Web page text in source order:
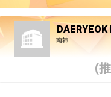
DAERYEOK
南韩
(